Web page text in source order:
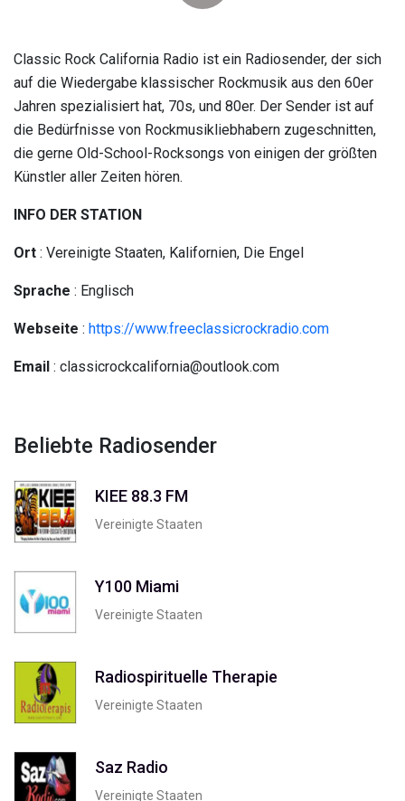
Classic Rock California Radio ist ein Radiosender, der sich
auf die Wiedergabe klassischer Rockmusik aus den 60er
Jahren spezialisiert hat, 70s, und 80er. Der Sender ist auf
die Bedürfnisse von Rockmusikliebhabern zugeschnitten,
die gerne Old-School-Rocksongs von einigen der größten
Künstler aller Zeiten hören.
INFO DER STATION
Ort : Vereinigte Staaten, Kalifornien, Die Engel
Sprache : Englisch
Webseite : https://www.freeclassicrockradio.com
Email : classicrockcalifornia@outlook.com
Beliebte Radiosender
KIEE 88.3 FM
Vereinigte Staaten
Y100 Miami
Vereinigte Staaten
Radiospirituelle Therapie
Vereinigte Staaten
Saz Radio
Vereinigte Staaten